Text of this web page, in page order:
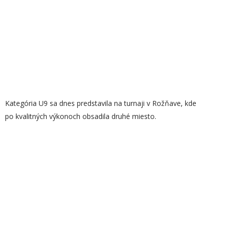
Kategória U9 sa dnes predstavila na turnaji v Rožňave, kde
po kvalitných výkonoch obsadila druhé miesto.